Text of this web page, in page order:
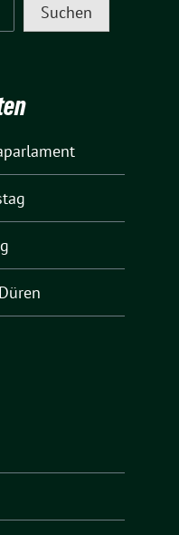
Suchen